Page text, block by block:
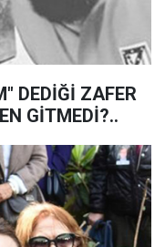
DEDİĞİ ZAFER
GİTMEDİ?..